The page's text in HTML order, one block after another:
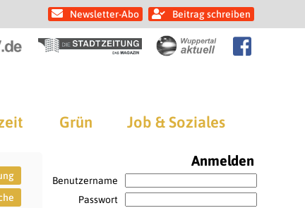
Newsletter-Abo Beitrag schreiben
Grün Job & Soziales
Anmelden
Benutzername
Passwort